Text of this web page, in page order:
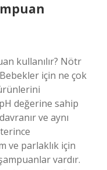
kullanılır? Nötr
için ne çok
değerine sahip
ve aynı
ve parlaklık için
vardır.